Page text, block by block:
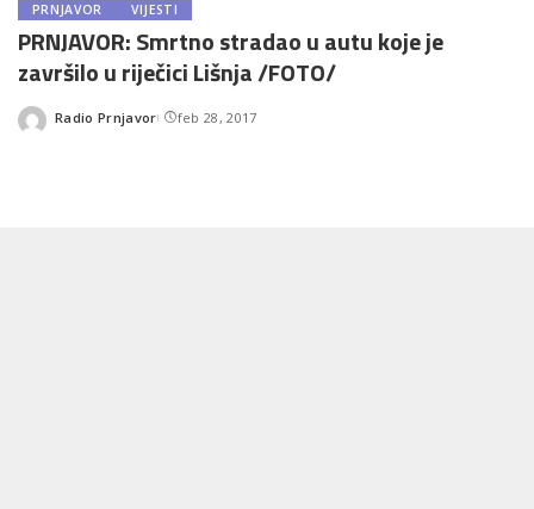
PRNJAVOR VIJESTI
PRNJAVOR: Smrtno stradao u autu koje je
završilo u riječici Lišnja /FOTO/
Posted
Radio Prnjavor feb 28, 2017